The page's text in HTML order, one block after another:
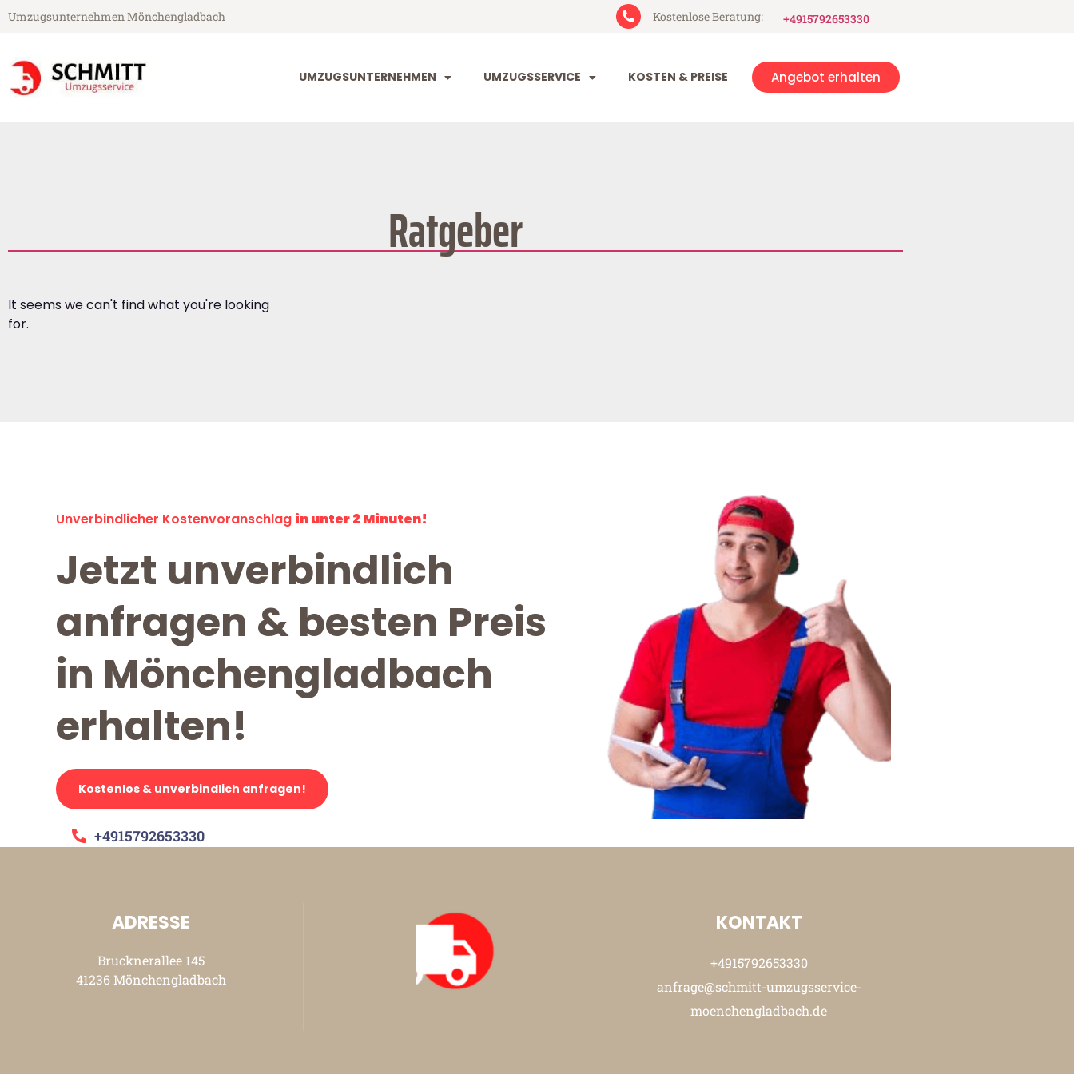
Umzugsunternehmen Mönchengladbach Kostenlose Beratung: +4915792653330
UMZUGSUNTERNEHMEN UMZUGSSERVICE KOSTEN & PREISE Angebot erhalten
Ratgeber
It seems we can't find what you're looking
for.
Unverbindlicher Kostenvoranschlag in unter 2 Minuten!
Jetzt unverbindlich
anfragen & besten Preis
in Mönchengladbach
erhalten!
Kostenlos & unverbindlich anfragen!
+4915792653330
ADRESSE
Brucknerallee 145
41236 Mönchengladbach
KONTAKT
+4915792653330
anfrage@schmitt-umzugsservice-
moenchengladbach.de